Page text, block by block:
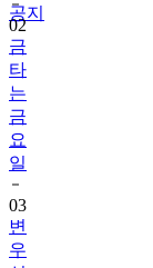
공지
02
금
타
는
금
요
일
03
변
우